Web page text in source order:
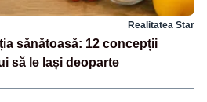
Realitatea Star
sănătoasă: 12 concepții
să le lași deoparte